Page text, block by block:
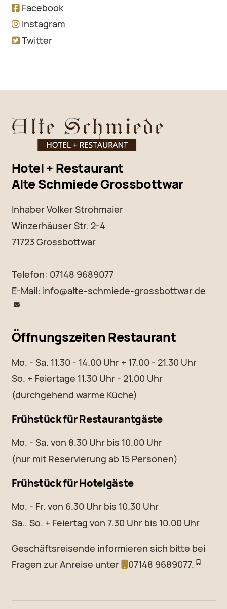
Facebook
Instagram
Twitter
Hotel + Restaurant
Alte Schmiede Grossbottwar
Inhaber Volker Strohmaier
Winzerhäuser Str. 2-4
71723 Grossbottwar
Telefon: 07148 9689077
E-Mail: info@alte-schmiede-grossbottwar.de
Öffnungszeiten Restaurant
Mo. - Sa. 11.30 - 14.00 Uhr + 17.00 - 21.30 Uhr
So. + Feiertage 11.30 Uhr - 21.00 Uhr
(durchgehend warme Küche)
Frühstück für Restaurantgäste
Mo. - Sa. von 8.30 Uhr bis 10.00 Uhr
(nur mit Reservierung ab 15 Personen)
Frühstück für Hotelgäste
Mo. - Fr. von 6.30 Uhr bis 10.30 Uhr
Sa., So. + Feiertag von 7.30 Uhr bis 10.00 Uhr
Geschäftsreisende informieren sich bitte bei
Fragen zur Anreise unter
07148 9689077.